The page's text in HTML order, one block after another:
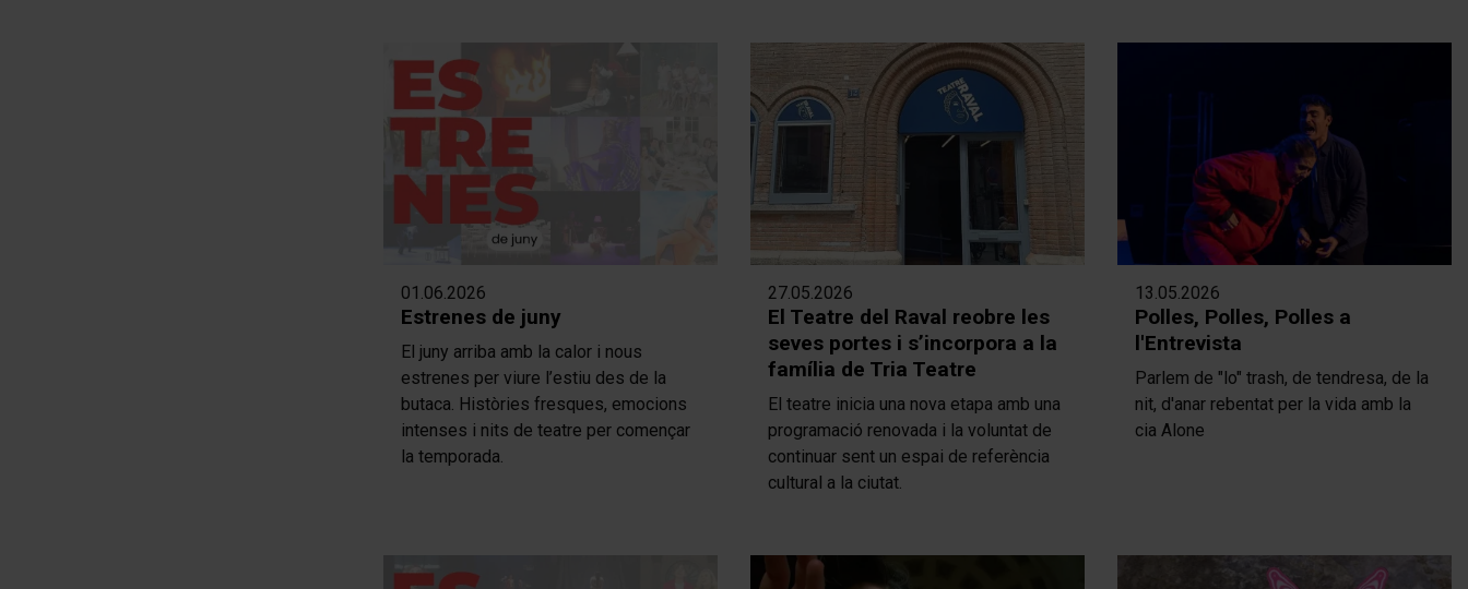
01.06.2026
Estrenes de juny
El juny arriba amb la calor i nous
estrenes per viure l’estiu des de la
butaca. Històries fresques, emocions
intenses i nits de teatre per començar
la temporada.
27.05.2026
El Teatre del Raval reobre les
seves portes i s’incorpora a la
família de Tria Teatre
El teatre inicia una nova etapa amb una
programació renovada i la voluntat de
continuar sent un espai de referència
cultural a la ciutat.
13.05.2026
Polles, Polles, Polles a
l'Entrevista
Parlem de "lo" trash, de tendresa, de la
nit, d'anar rebentat per la vida amb la
cia Alone